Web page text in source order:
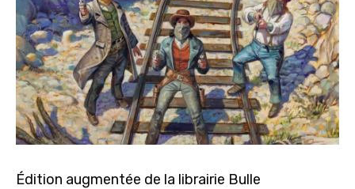
Édition augmentée de la librairie Bulle